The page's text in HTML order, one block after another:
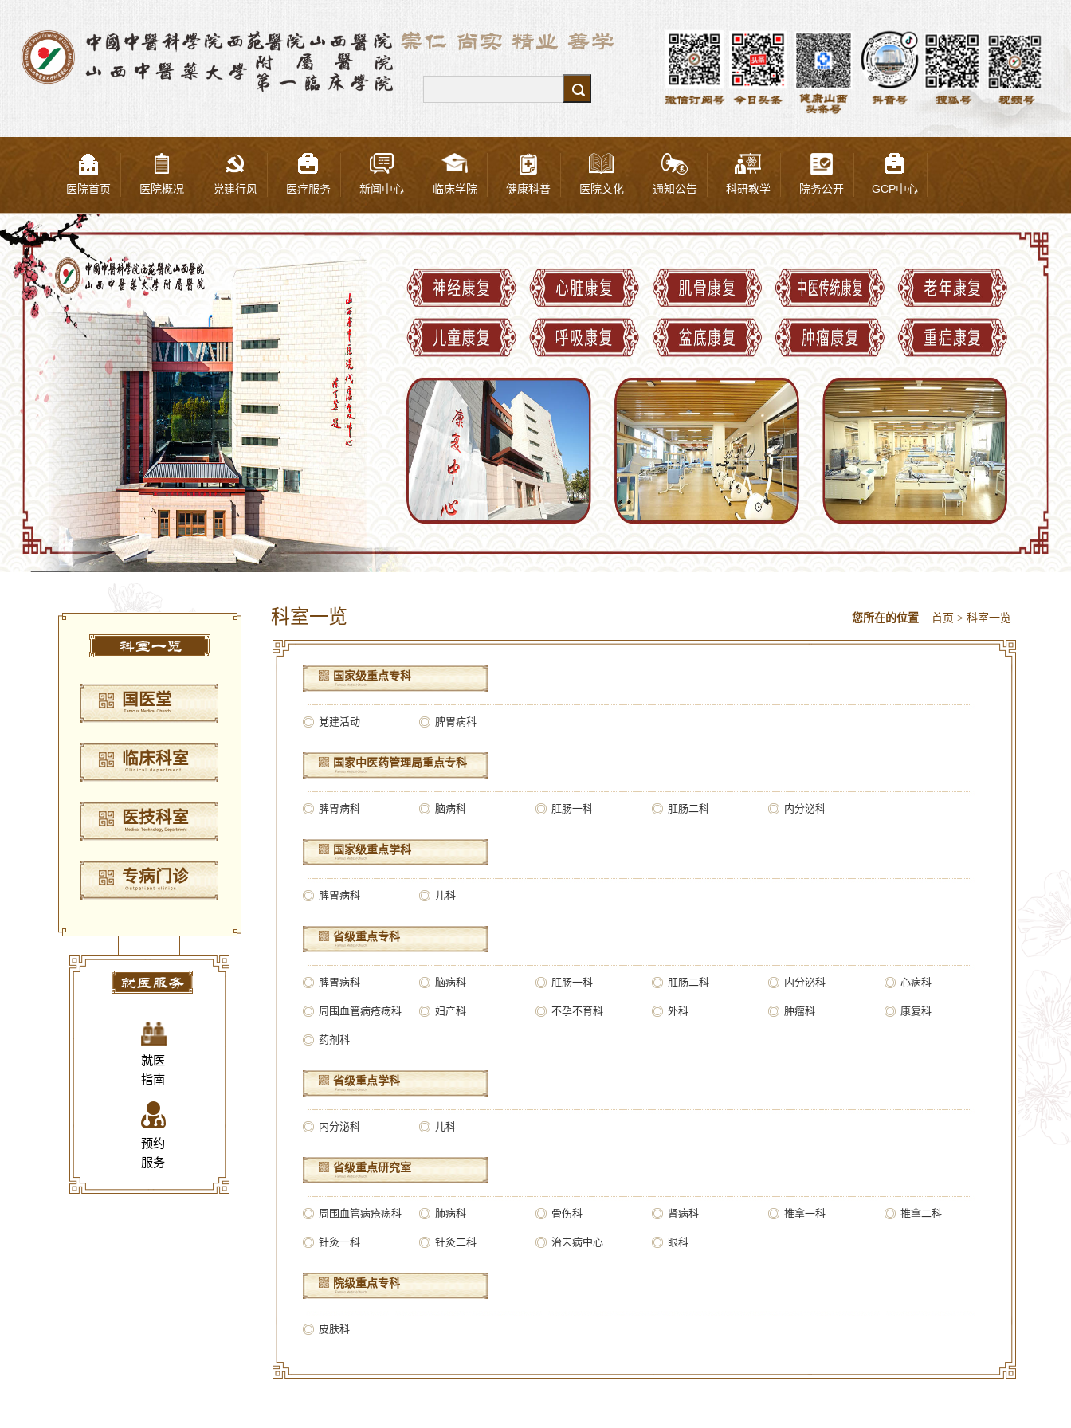
医院首页 医院概况 党建行风 医疗服务 新闻中心 临床学院 健康科普 医院文化 通知公告 科研教学 院务公开 GCP中心
科室一览
国医堂
临床科室
医技科室
专病门诊
就医服务
就医
指南
预约
服务
科室一览 您所在的位置 首页 > 科室一览
国家级重点专科
党建活动 脾胃病科
国家中医药管理局重点专科
脾胃病科 脑病科 肛肠一科 肛肠二科 内分泌科
国家级重点学科
脾胃病科 儿科
省级重点专科
脾胃病科 脑病科 肛肠一科 肛肠二科 内分泌科 心病科
周围血管病疮疡科 妇产科 不孕不育科 外科 肿瘤科 康复科
药剂科
省级重点学科
内分泌科 儿科
省级重点研究室
周围血管病疮疡科 肺病科 骨伤科 肾病科 推拿一科 推拿二科
针灸一科 针灸二科 治未病中心 眼科
院级重点专科
皮肤科